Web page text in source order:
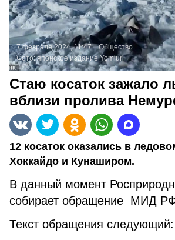
7 февраля 2024, 11:47
Общество
Фото:японское издание Yomiuri
Стаю косаток зажало
вблизи пролива
12 косаток оказались в
Хоккайдо и Кунаширом.
В данный момент
собирает обращение МИД
Текст обращения следующий: